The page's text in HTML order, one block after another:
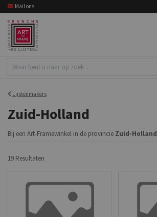
Mail ons
Lijstenmakers
Zuid-Holland
Bij een Art-Framewinkel in de provincie Zuid-Holland
19 Resultaten